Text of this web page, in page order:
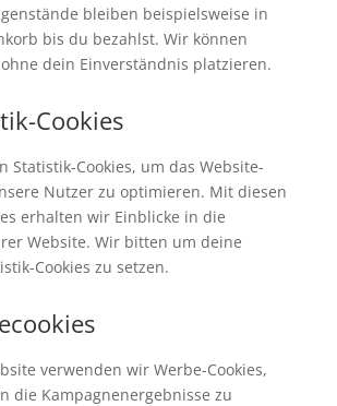
bleiben beispielsweise in
bis du bezahlst. Wir können
dein Einverständnis platzieren.
Cookies
Statistik-Cookies, um das Website-
Nutzer zu optimieren. Mit diesen
erhalten wir Einblicke in die
Website. Wir bitten um deine
Cookies zu setzen.
verwenden wir Werbe-Cookies,
die Kampagnenergebnisse zu